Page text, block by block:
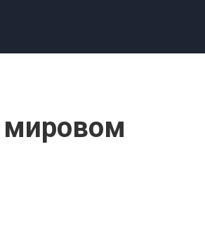
мировом